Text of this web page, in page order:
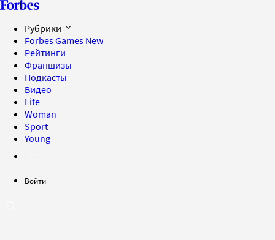
Рубрики
Forbes Games New
Рейтинги
Франшизы
Подкасты
Видео
Life
Woman
Sport
Young
Войти